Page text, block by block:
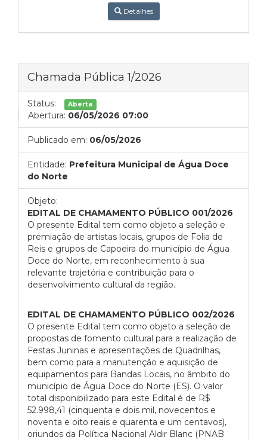
Detalhes
Chamada Pública 1/2026
Status: Aberta
Abertura: 06/05/2026 07:00
Publicado em: 06/05/2026
Entidade: Prefeitura Municipal de Água Doce
do Norte
Objeto:
EDITAL DE CHAMAMENTO PÚBLICO 001/2026
O presente Edital tem como objeto a seleção e
premiação de artistas locais, grupos de Folia de
Reis e grupos de Capoeira do município de Água
Doce do Norte, em reconhecimento à sua
relevante trajetória e contribuição para o
desenvolvimento cultural da região.
EDITAL DE CHAMAMENTO PÚBLICO 002/2026
O presente Edital tem como objeto a seleção de
propostas de fomento cultural para a realização de
Festas Juninas e apresentações de Quadrilhas,
bem como para a manutenção e aquisição de
equipamentos para Bandas Locais, no âmbito do
município de Água Doce do Norte (ES). O valor
total disponibilizado para este Edital é de R$
52.998,41 (cinquenta e dois mil, novecentos e
noventa e oito reais e quarenta e um centavos),
oriundos da Política Nacional Aldir Blanc (PNAB